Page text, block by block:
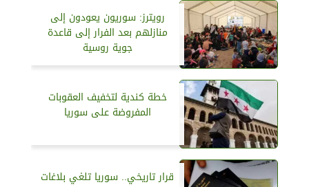
رويترز: سوريون يعودون إلى
منازلهم بعد الفرار إلى قاعدة
جوية روسية
خطة كندية لتخفيف العقوبات
المفروضة على سوريا
قرار تاريخي.. سوريا تلغي بلاغات